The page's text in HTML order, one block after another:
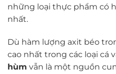
những loại thực phẩm có
nhất.
Dù hàm lượng axit béo
cao nhất trong các loại cá
hùm vẫn là một nguồn